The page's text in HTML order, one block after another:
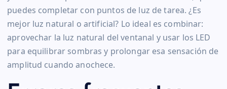
puedes completar con puntos de luz de tarea. ¿Es
mejor luz natural o artificial? Lo ideal es combinar:
aprovechar la luz natural del ventanal y usar los LED
para equilibrar sombras y prolongar esa sensación de
amplitud cuando anochece.